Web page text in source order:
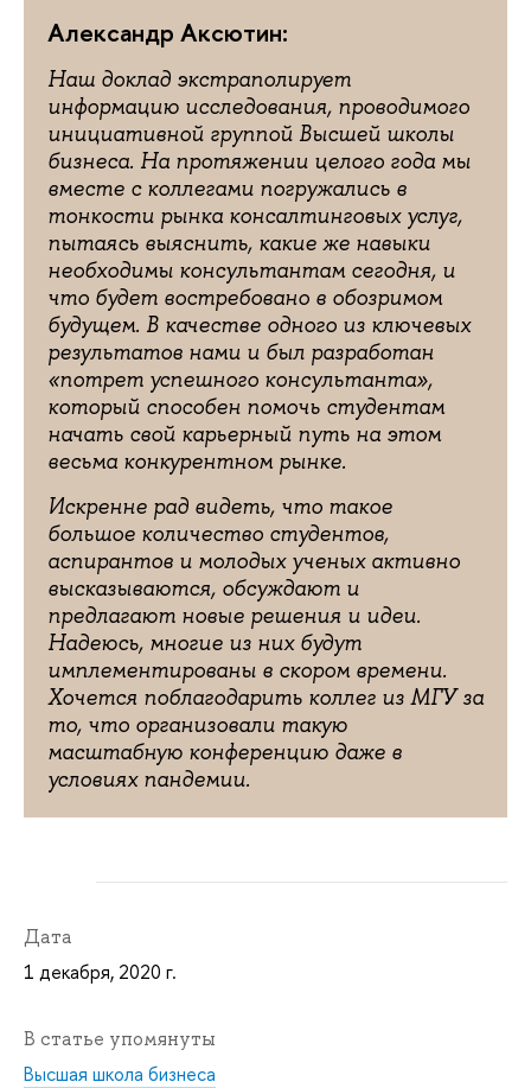
Александр Аксютин:
Наш доклад экстраполирует
информацию исследования, проводимого
инициативной группой Высшей школы
бизнеса. На протяжении целого года мы
вместе с коллегами погружались в
тонкости рынка консалтинговых услуг,
пытаясь выяснить, какие же навыки
необходимы консультантам сегодня, и
что будет востребовано в обозримом
будущем. В качестве одного из ключевых
результатов нами и был разработан
«потрет успешного консультанта»,
который способен помочь студентам
начать свой карьерный путь на этом
весьма конкурентном рынке.
Искренне рад видеть, что такое
большое количество студентов,
аспирантов и молодых ученых активно
высказываются, обсуждают и
предлагают новые решения и идеи.
Надеюсь, многие из них будут
имплементированы в скором времени.
Хочется поблагодарить коллег из МГУ за
то, что организовали такую
масштабную конференцию даже в
условиях пандемии.
Дата
1 декабря, 2020 г.
В статье упомянуты
Высшая школа бизнеса